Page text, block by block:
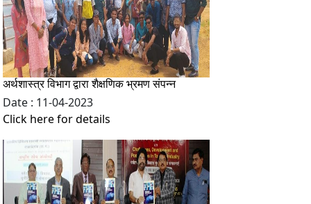
अर्थशास्त्र विभाग द्वारा शैक्षणिक भ्रमण संपन्न
Date : 11-04-2023
Click here for details